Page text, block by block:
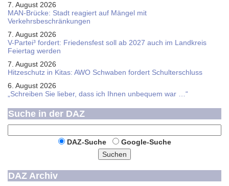
7. August 2026
MAN-Brücke: Stadt reagiert auf Mängel mit
Verkehrsbeschränkungen
7. August 2026
V-Partei­³ fordert: Friedens­fest soll ab 2027 auch im Land­kreis
Feier­tag werden
7. August 2026
Hitzeschutz in Kitas: AWO Schwaben fordert Schulterschluss
6. August 2026
„Schreiben Sie lieber, dass ich Ihnen unbequem war …“
Suche in der DAZ
DAZ-Suche
Google-Suche
Suchen
DAZ Archiv